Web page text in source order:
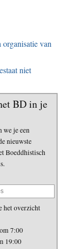
van
niet
BD in je
we je een
nieuwste
Boeddhistisch
het overzicht
7:00
19:00